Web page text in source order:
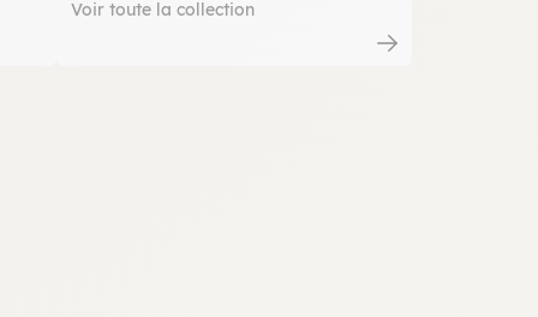
Voir toute la collection